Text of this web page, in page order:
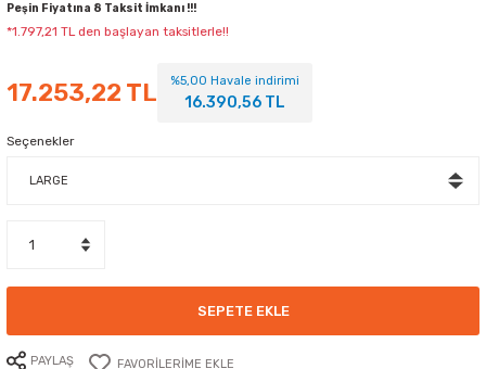
Peşin Fiyatına 8 Taksit İmkanı !!!
*1.797,21 TL den başlayan taksitlerle!!
17.253,22 TL %5,00 Havale indirimi
16.390,56 TL
Seçenekler
SEPETE EKLE
PAYLAŞ